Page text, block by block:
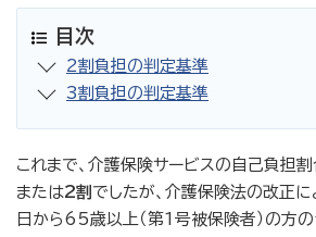
目次
2割負担の判定基準
3割負担の判定基準
これまで、介護保険サービスの自己負担
または2割 でしたが、介護保険法の改正
日から65歳以上（第1号被保険者）の方